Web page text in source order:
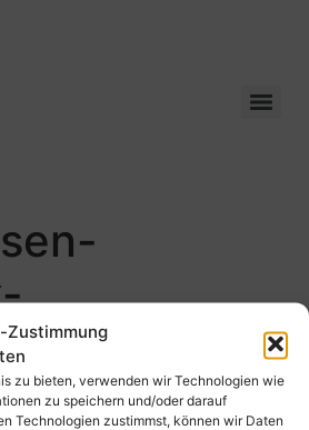
Zustimmung
zu bieten, verwenden wir Technologien wie
zu speichern und/oder darauf
Technologien zustimmst, können wir Daten
131